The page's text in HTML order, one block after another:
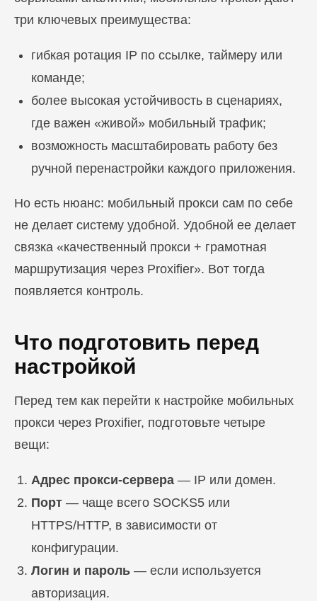
три ключевых преимущества:
гибкая ротация IP по ссылке, таймеру или
команде;
более высокая устойчивость в сценариях,
где важен «живой» мобильный трафик;
возможность масштабировать работу без
ручной перенастройки каждого приложения.
Но есть нюанс: мобильный прокси сам по себе
не делает систему удобной. Удобной ее делает
связка «качественный прокси + грамотная
маршрутизация через Proxifier». Вот тогда
появляется контроль.
Что подготовить перед
настройкой
Перед тем как перейти к настройке мобильных
прокси через Proxifier, подготовьте четыре
вещи:
Адрес прокси-сервера — IP или домен.
Порт — чаще всего SOCKS5 или
HTTPS/HTTP, в зависимости от
конфигурации.
Логин и пароль — если используется
авторизация.